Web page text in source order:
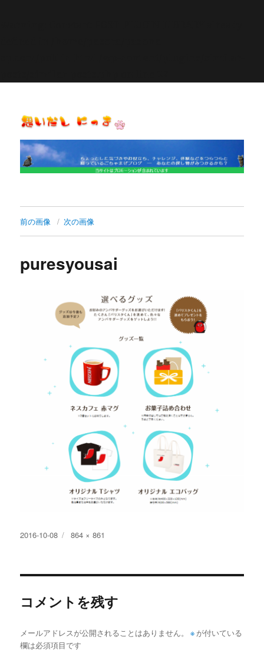
思いだし にっき
前の画像 次の画像
puresyousai
投
2016-10-08
フ
イ
864 × 861
コメントを残す
メールアドレスが公開されることはありません。 ※ が付いている
欄は必須項目です